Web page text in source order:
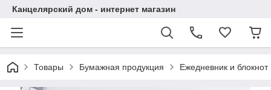
Канцелярский дом - интернет магазин
Товары Бумажная продукция Ежедневник и блокнот